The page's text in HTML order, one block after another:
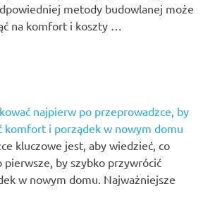
metody budowlanej może
na komfort i koszty …
najpierw po przeprowadzce, by
komfort i porządek w nowym domu
kluczowe jest, aby wiedzieć, co
pierwsze, by szybko przywrócić
w nowym domu. Najważniejsze